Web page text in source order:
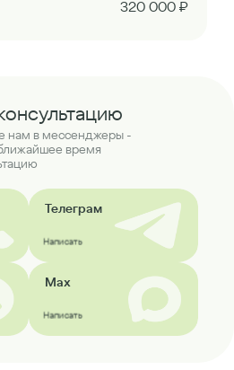
320 000 ₽
нам в мессенджеры -
время
Телеграм
Написать
Max
Написать